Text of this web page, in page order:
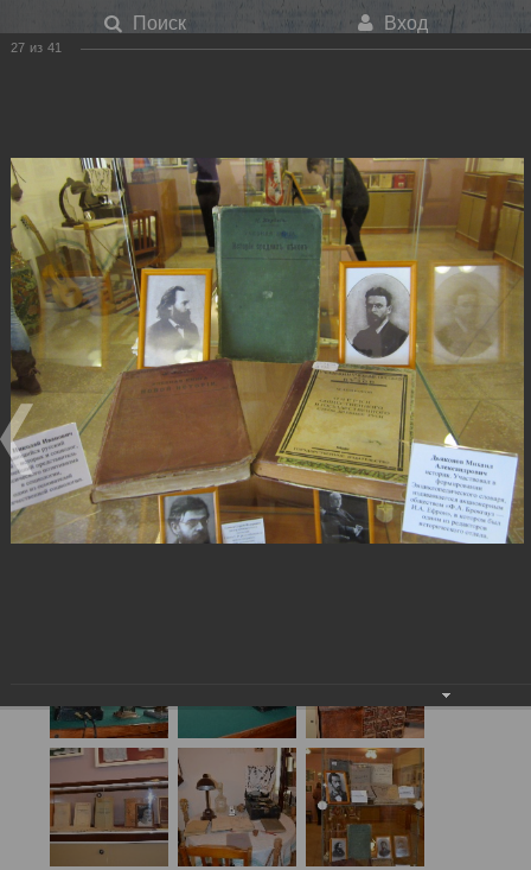
Вход
Поиск
Меню
История учебной книги 2012
Главная О библиотеке Фотогалерея
История учебной книги 2012
27 из 41